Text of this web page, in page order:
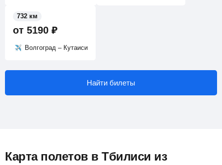
от 5190 ₽
Волгоград – Кутаиси
732 км
Найти билеты
Карта полетов в Тбилиси из